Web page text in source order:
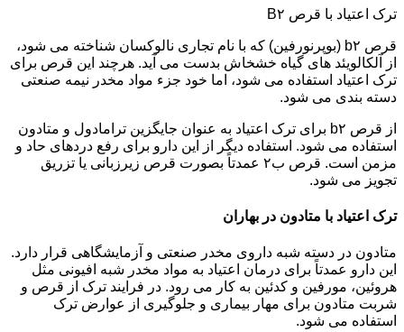
ترک اعتیاد با قرص B۲
قرص b۲ (بوپرنورفین) که با نام تجاری نالوکسان شناخته می شود،
از آلکالویئد های گیاه خشخاش بدست می آید. هرچند این قرص برای
ترک اعتیاد استفاده می شود، اما خود جزء مواد مخدر نیمه صنعتی
دسته بندی می شود.
از قرص b۲ برای ترک اعتیاد به عنوان جایگزین ترامادول و متادون
استفاده می شود. استفاده دیگر از این دارو برای رفع دردهای حاد و
مزمن است. قرص ب۲ عمدتاً بصورت قرص زیرزبانی یا تزریق
تجویز می شود.
ترک اعتیاد با متادون در بهاران
متادون در دسته شبه داروی مخدر صنعتی و آزمایشگاهی قرار دارد.
این دارو عمدتاً برای درمان اعتیاد به مواد مخدر شبه افیونی مثل
هروئین، مورفین و کدئین به کار می رود. در فرایند ترک از قرص و
شربت متادون برای مهار بیماری و جلوگیری از عوارض ترک
استفاده می شود.